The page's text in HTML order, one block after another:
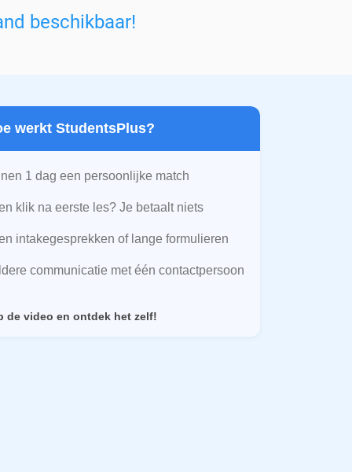
beschikbaar!
werkt StudentsPlus?
1 dag een persoonlijke match
klik na eerste les? Je betaalt niets
intakegesprekken of lange formulieren
communicatie met één contactpersoon
de video en ontdek het zelf!